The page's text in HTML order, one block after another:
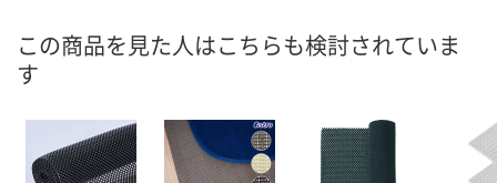
お届け日
お取り扱い終了しま
した
お取り扱い終了しま
した
お取り扱い
この商品を見た人はこちらも検討されていま
す